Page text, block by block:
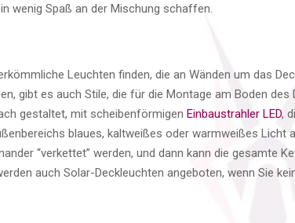
wenig Spaß an der Mischung schaffen.
Leuchten finden, die an Wänden um das
gibt es auch Stile, die für die Montage am Boden des
gestaltet, mit scheibenförmigen Einbaustrahler LED,
blaues, kaltweißes oder warmweißes Licht
“verkettet” werden, und dann kann die gesamte
auch Solar-Deckleuchten angeboten, wenn Sie